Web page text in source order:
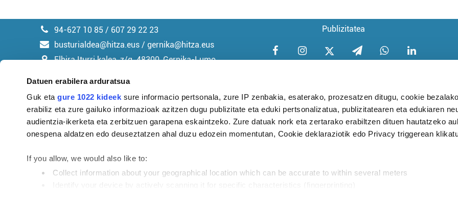
Datuen erabilera arduratsua
Guk etagure 1022 kideek sure informacio pertsonala, zure IP zenbakia, esaterako, prozesatzen ditugu, cookie
erabiliz eta zure gailuko informazioak azitzen dugu publizitate eta eduki pertsonalizatua, publizitatearen eta edukiaren
audientzia-ikerketa eta zerbitzuen garapena eskaintzeko. Zure datuak nork eta zertarako erabiltzen dituen hautatzeko
onespena aldatzen edo deuseztatzen ahal duzu edozein momentutan, Cookie deklaraziotik edo Privacy triggerean
If you allow, we would also like to:
Collect information about your geographical location which can be accurate to within several meters
94-627 10 85 / 607 29 22 23
busturialdea@hitza.eus / gernika@hitza.eus
Elbira Iturri kalea, z/g. 48300, Gernika-Lumo
Publizitatea
Argitalpen politika Aniztasun politika Pribatutasun